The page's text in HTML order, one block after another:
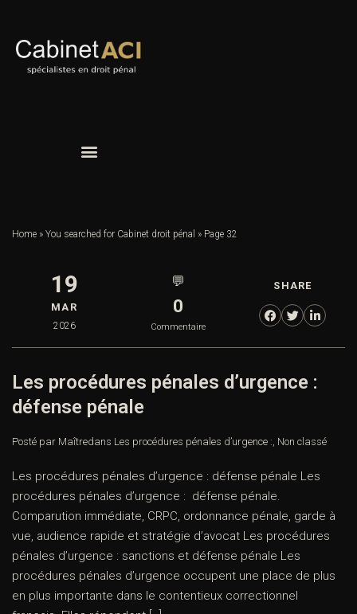
Home » You searched for Cabinet droit pénal » Page 32
19
MAR
2026
💬
0
Commentaire
SHARE
Les procédures pénales d’urgence :
défense pénale
Posté par Maîtredans Les procédures pénales d’urgence :, Non classé
Les procédures pénales d’urgence : défense pénale Les
procédures pénales d’urgence : défense pénale.
Comparution immédiate, CRPC, ordonnance pénale, garde à
vue, audience rapide et stratégie d’avocat Les procédures
pénales d’urgence : sanctions et défense pénale Les
procédures pénales d’urgence occupent une place de plus
en plus importante dans le contentieux correctionnel